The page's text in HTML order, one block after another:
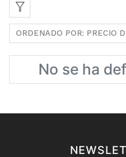
ORDENADO POR: PRECIO
No se ha